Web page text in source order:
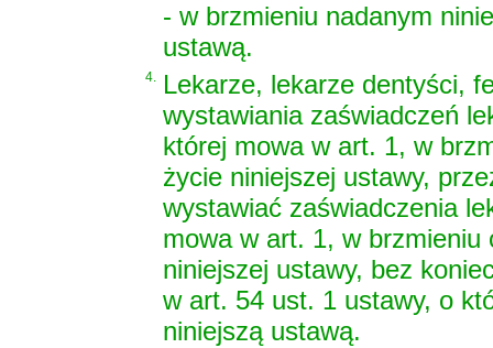
- w brzmieniu nadanym
ustawą.
4. Lekarze, lekarze dentyści,
wystawiania zaświadczeń
której mowa w art. 1, w
życie niniejszej ustawy,
wystawiać zaświadczenia
mowa w art. 1, w brzmieniu
niniejszej ustawy, bez
w art. 54 ust. 1 ustawy, o
niniejszą ustawą.